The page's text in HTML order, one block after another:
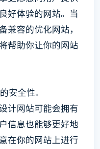
好体验的网站。当
兼容的优化网站，
帮助你让你的网站
安全性。
计网站可能会拥有
信息也能够更好地
在你的网站上进行